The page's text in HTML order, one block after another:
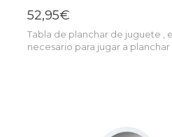
52,95€
Tabla de planchar de juguete ,
necesario para jugar a planchar